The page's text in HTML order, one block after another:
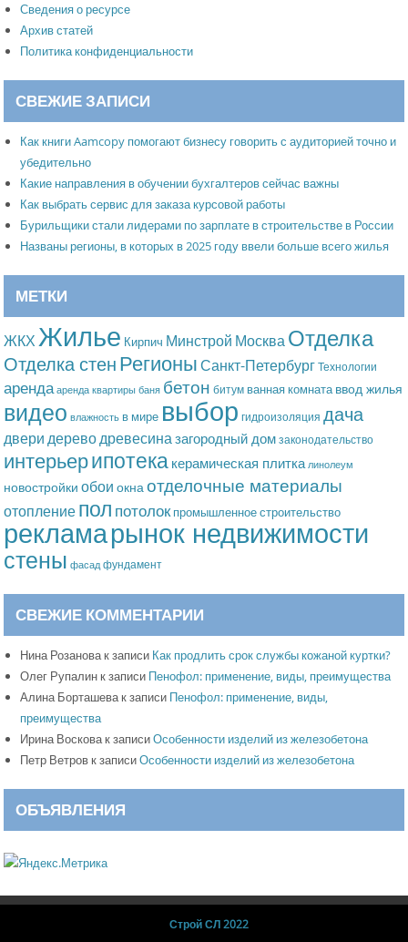
Сведения о ресурсе
Архив статей
Политика конфиденциальности
СВЕЖИЕ ЗАПИСИ
Как книги Aamcopy помогают бизнесу говорить с аудиторией точно и
убедительно
Какие направления в обучении бухгалтеров сейчас важны
Как выбрать сервис для заказа курсовой работы
Бурильщики стали лидерами по зарплате в строительстве в России
Названы регионы, в которых в 2025 году ввели больше всего жилья
МЕТКИ
ЖКХ Жилье Кирпич Минстрой МоскваОтделка
Отделка стенРегионы Санкт-Петербург Технологии
аренда аренда квартиры баня бетон битум ванная комната ввод жилья
видео влажность в мире выбор гидроизоляция дача
двери дереводревесиназагородный дом законодательство
интерьерипотека керамическая плитка линолеум
новостройки обои окна отделочные материалы
отоплениепол потолок промышленное строительство
рекламарынок недвижимости
стены фасад фундамент
СВЕЖИЕ КОММЕНТАРИИ
Нина Розанова к записи Как продлить срок службы кожаной куртки?
Олег Рупалин к записи Пенофол: применение, виды, преимущества
Алина Борташева к записи Пенофол: применение, виды,
преимущества
Ирина Воскова к записиОсобенности изделий из железобетона
Петр Ветров к записиОсобенности изделий из железобетона
ОБЪЯВЛЕНИЯ
Строй СЛ 2022